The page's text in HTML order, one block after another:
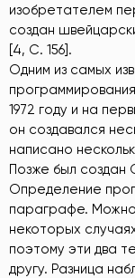
изобретателем
создан
[4, C. 156].
Одним из самых
1972 году и на
он создавался
написано
Позже был создан
Определение
параграфе. Можно
некоторых
поэтому эти два
другу. Разница